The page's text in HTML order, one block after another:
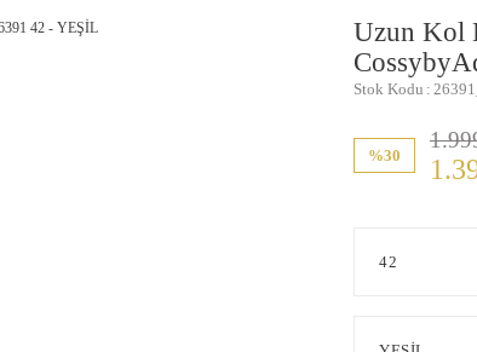
Uzun Kol
Stok Kodu
%30